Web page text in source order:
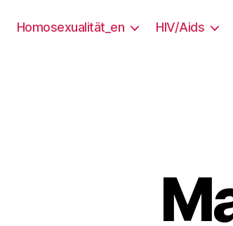
Homosexualität_en HIV/Aids